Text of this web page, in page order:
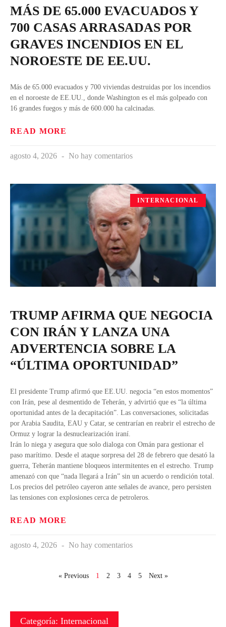
MÁS DE 65.000 EVACUADOS Y
700 CASAS ARRASADAS POR
GRAVES INCENDIOS EN EL
NOROESTE DE EE.UU.
Más de 65.000 evacuados y 700 viviendas destruidas por los incendios
en el noroeste de EE.UU., donde Washington es el más golpeado con
16 grandes fuegos y más de 600.000 ha calcinadas.
READ MORE
agosto 4, 2026 No hay comentarios
INTERNACIONAL
TRUMP AFIRMA QUE NEGOCIA
CON IRÁN Y LANZA UNA
ADVERTENCIA SOBRE LA
“ÚLTIMA OPORTUNIDAD”
El presidente Trump afirmó que EE.UU. negocia “en estos momentos”
con Irán, pese al desmentido de Teherán, y advirtió que es “la última
oportunidad antes de la decapitación”. Las conversaciones, solicitadas
por Arabia Saudita, EAU y Catar, se centrarían en reabrir el estrecho de
Ormuz y lograr la desnuclearización iraní.
Irán lo niega y asegura que solo dialoga con Omán para gestionar el
paso marítimo. Desde el ataque sorpresa del 28 de febrero que desató la
guerra, Teherán mantiene bloqueos intermitentes en el estrecho. Trump
amenazó con que “nada llegará a Irán” sin un acuerdo o rendición total.
Los precios del petróleo cayeron ante señales de avance, pero persisten
las tensiones con explosiones cerca de petroleros.
READ MORE
agosto 4, 2026 No hay comentarios
« Previous 1 2 3 4 5 Next »
Categoría: Internacional